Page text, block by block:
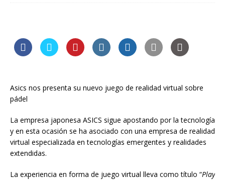
Asics nos presenta su nuevo juego de realidad virtual sobre
pádel
La empresa japonesa ASICS sigue apostando por la tecnología
y en esta ocasión se ha asociado con una empresa de realidad
virtual especializada en tecnologías emergentes y realidades
extendidas.
La experiencia en forma de juego virtual lleva como título “Play